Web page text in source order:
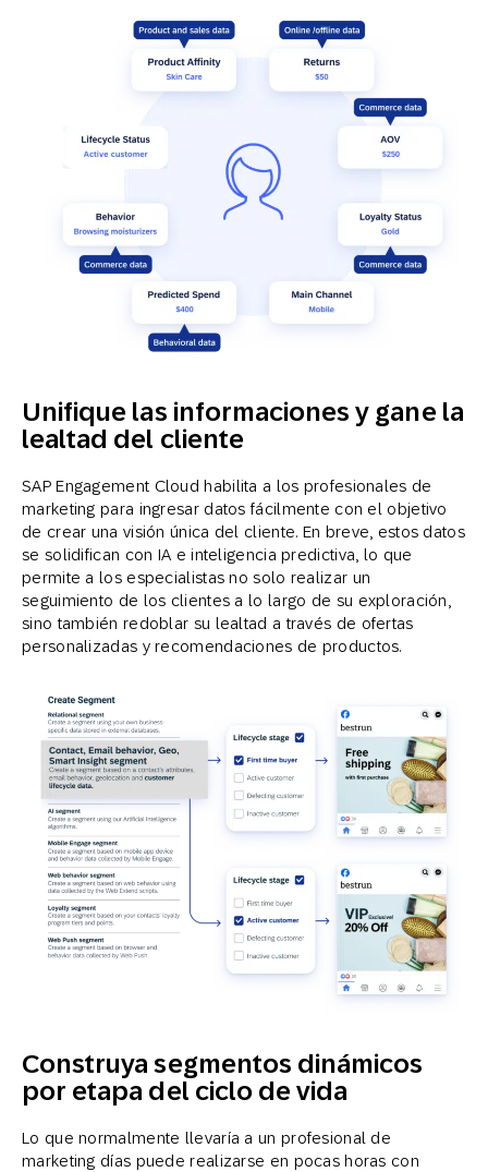
Unifique las informaciones y gane la
lealtad del cliente
SAP Engagement Cloud habilita a los profesionales de
marketing para ingresar datos fácilmente con el objetivo
de crear una visión única del cliente. En breve, estos datos
se solidifican con IA e inteligencia predictiva, lo que
permite a los especialistas no solo realizar un
seguimiento de los clientes a lo largo de su exploración,
sino también redoblar su lealtad a través de ofertas
personalizadas y recomendaciones de productos.
Construya segmentos dinámicos
por etapa del ciclo de vida
Lo que normalmente llevaría a un profesional de
marketing días puede realizarse en pocas horas con